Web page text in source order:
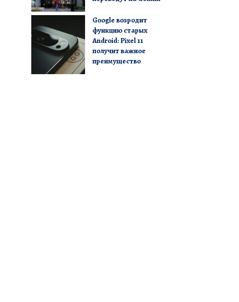
Google возродит
функцию старых
Android: Pixel 11
получит важное
преимущество